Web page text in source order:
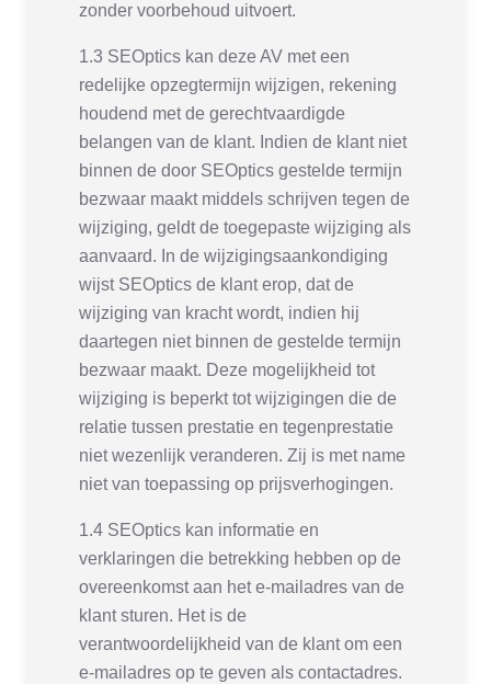
zonder voorbehoud uitvoert.
1.3 SEOptics kan deze AV met een
redelijke opzegtermijn wijzigen, rekening
houdend met de gerechtvaardigde
belangen van de klant. Indien de klant niet
binnen de door SEOptics gestelde termijn
bezwaar maakt middels schrijven tegen de
wijziging, geldt de toegepaste wijziging als
aanvaard. In de wijzigingsaankondiging
wijst SEOptics de klant erop, dat de
wijziging van kracht wordt, indien hij
daartegen niet binnen de gestelde termijn
bezwaar maakt. Deze mogelijkheid tot
wijziging is beperkt tot wijzigingen die de
relatie tussen prestatie en tegenprestatie
niet wezenlijk veranderen. Zij is met name
niet van toepassing op prijsverhogingen.
1.4 SEOptics kan informatie en
verklaringen die betrekking hebben op de
overeenkomst aan het e-mailadres van de
klant sturen. Het is de
verantwoordelijkheid van de klant om een
e-mailadres op te geven als contactadres.